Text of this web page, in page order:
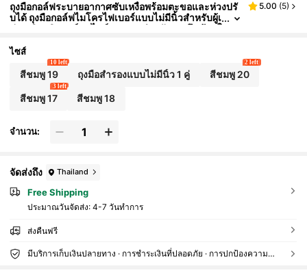
ถุงมือกอล์ฟระบายอากาศซับเหงื่อพร้อมตะขอและห่วงปรั
บได้ ถุงมือกอล์ฟไมโครไฟเบอร์แบบไม่มีนิ้วสำหรับผู้เ
ล่นหญิง กริปกอล์ฟสไตล์สวยงามสำหรับการฝึกซ้อมใ
ล์ฟประสิทธิภาพสูง กอล์ฟ
5.00 (5)
ไซส์
สีชมพู 19
10 left
ถุงมือสำรองแบบไม่มีนิ้ว 1 คู่ สีชมพู 20
2 left
สีชมพู 17
3 left
สีชมพู 18
จำนวน:
จัดส่งถึง Thailand
Free Shipping
ประมาณวันจัดส่ง: 4-7 วันทำการ
ส่งคืนฟรี
มีบริการเก็บเงินปลายทาง · การชำระเงินที่ปลอดภัย · การปกป้องความเป็นส่วนตัว